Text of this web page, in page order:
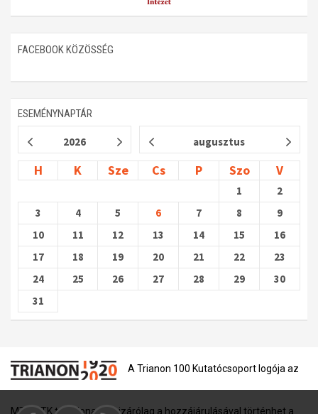
FACEBOOK KÖZÖSSÉG
ESEMÉNYNAPTÁR
2026 augusztus
H K Sze Cs P Szo V
1
2
3
4 5 6 7 8
9
10
11 12 13 14 15
16
17
18 19 20 21 22
23
24
25 26 27 28 29
30
31
A Trianon 100 Kutatócsoport logója az
MTA BTK tulajdona, és kizárólag a hozzájárulásával történhet a